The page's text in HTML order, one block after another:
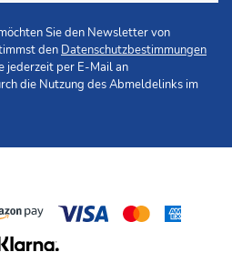
Sie den Newsletter von
den Datenschutzbestimmungen
jederzeit per E-Mail an
die Nutzung des Abmeldelinks im